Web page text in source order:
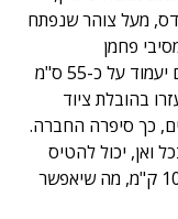
מעל צוהר שנפתח
פחמן
ואלומיניום, יצוידו בארבעה מדחפים, וגודלם יעמוד על כ-55 ס"מ
בהובלת ציוד
כך סיפרה החברה.
ואן, יכול להטיס
פריטים שמשקלם שני ק"ג למרחק של עד 10 ק"מ, מה שיאפשר